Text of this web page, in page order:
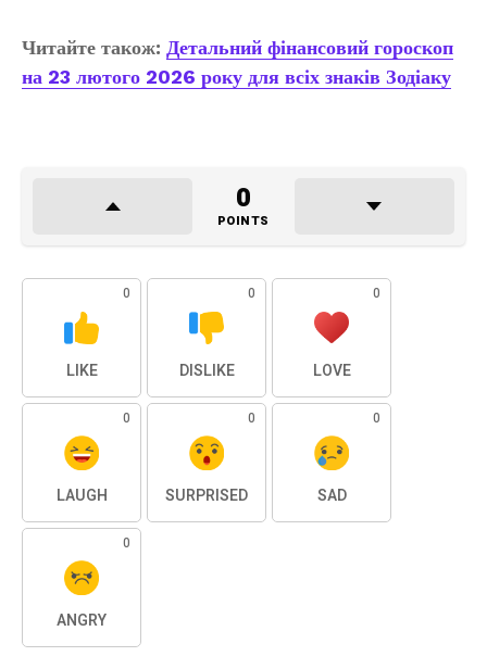
Читайте також: Детальний фінансовий гороскоп
на 23 лютого 2026 року для всіх знаків Зодіаку
0
POINTS
0
LIKE
0
DISLIKE
0
LOVE
0
LAUGH
0
SURPRISED
0
SAD
0
ANGRY